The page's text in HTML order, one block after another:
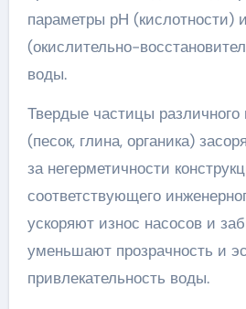
параметры рН (кислотности)
(окислительно-
воды.
Твердые частицы
(песок, глина, органика)
за негерметичности
соответствующего
ускоряют износ насосов и
уменьшают прозрачность и
привлекательность воды.